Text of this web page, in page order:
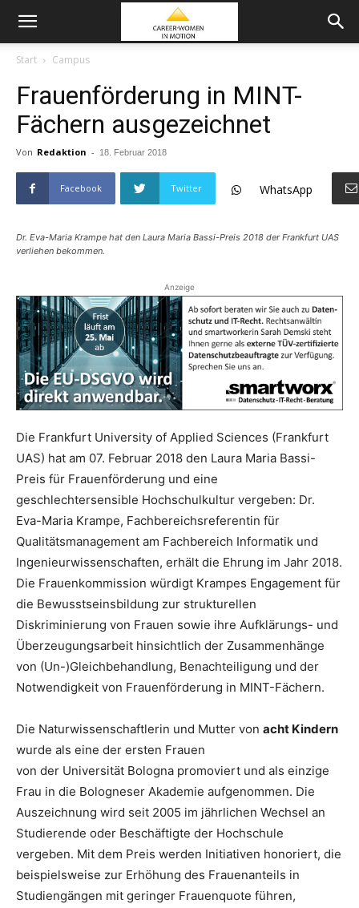
Start Campus
Frauenförderung in MINT-
Fächern ausgezeichnet
Von Redaktion - 18. Februar 2018
Facebook Twitter WhatsApp
Dr. Eva-Maria Krampe hat den Laura Maria Bassi-Preis 2018 der Frankfurt UAS
verliehen bekommen.
Anzeige
Die Frankfurt University of Applied Sciences (Frankfurt
UAS) hat am 07. Februar 2018 den Laura Maria Bassi-
Preis für Frauenförderung und eine
geschlechtersensible Hochschulkultur vergeben: Dr.
Eva-Maria Krampe, Fachbereichsreferentin für
Qualitätsmanagement am Fachbereich Informatik und
Ingenieurwissenschaften, erhält die Ehrung im Jahr 2018.
Die Frauenkommission würdigt Krampes Engagement für
die Bewusstseinsbildung zur strukturellen
Diskriminierung von Frauen sowie ihre Aufklärungs- und
Überzeugungsarbeit hinsichtlich der Zusammenhänge
von (Un-)Gleichbehandlung, Benachteiligung und der
Notwendigkeit von Frauenförderung in MINT-Fächern.
Die Naturwissenschaftlerin und Mutter von acht Kindern
wurde als eine der ersten Frauen
von der Universität Bologna promoviert und als einzige
Frau in die Bologneser Akademie aufgenommen. Die
Auszeichnung wird seit 2005 im jährlichen Wechsel an
Studierende oder Beschäftigte der Hochschule
vergeben. Mit dem Preis werden Initiativen honoriert, die
beispielsweise zur Erhöhung des Frauenanteils in
Studiengängen mit geringer Frauenquote führen,